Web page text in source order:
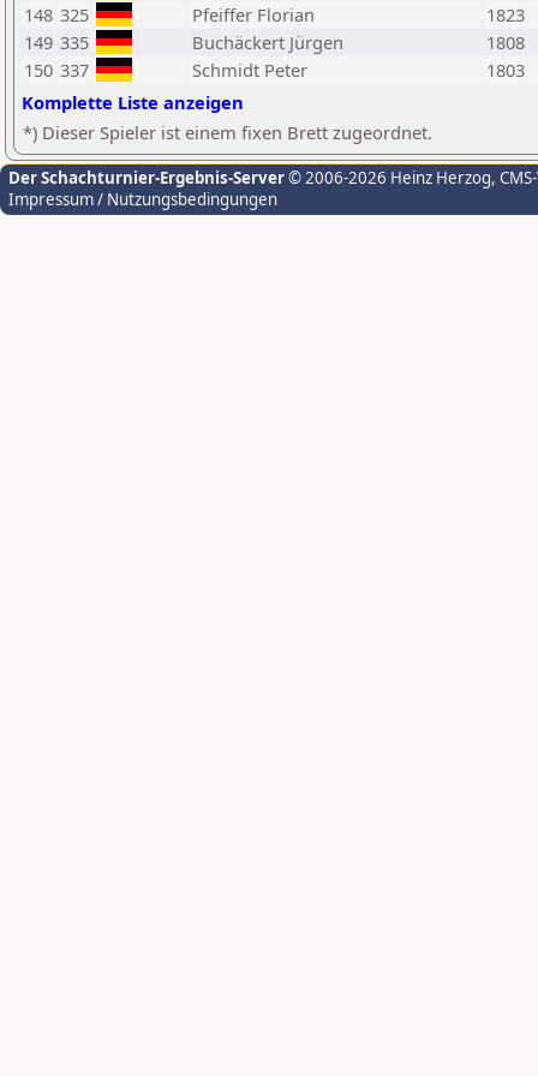
148 325 Pfeiffer Florian
1823
149 335 Buchäckert Jürgen
1808
150 337 Schmidt Peter
1803
Komplette Liste anzeigen
*) Dieser Spieler ist einem fixen Brett zugeordnet.
Der Schachturnier-Ergebnis-Server© 2006-2026 Heinz Herzog,
Impressum / Nutzungsbedingungen